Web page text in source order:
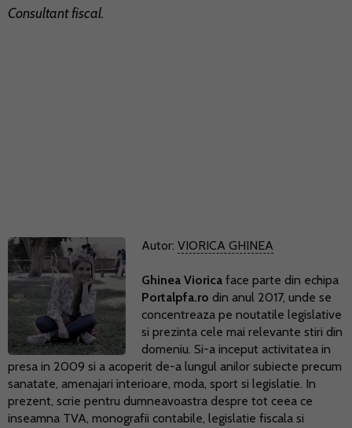
Consultant fiscal.
Autor: VIORICA GHINEA
Ghinea Viorica face parte din echipa
Portalpfa.ro din anul 2017, unde se
concentreaza pe noutatile legislative
si prezinta cele mai relevante stiri din
domeniu. Si-a inceput activitatea in
presa in 2009 si a acoperit de-a lungul anilor subiecte precum
sanatate, amenajari interioare, moda, sport si legislatie. In
prezent, scrie pentru dumneavoastra despre tot ceea ce
inseamna TVA, monografii contabile, legislatie fiscala si